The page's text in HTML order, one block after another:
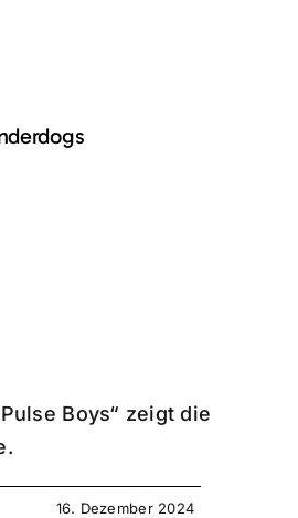
Boys“ zeigt die
16. Dezember 2024